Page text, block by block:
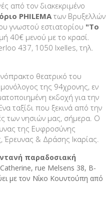
από τον διακεκριμένο
PHILEMAτων Βρυξελλών
γνωστού εστιατορίου "Το
40€ μενού με το κρασί.
437, 1050 Ixelles, τηλ.
θεατρικό του
της 94χρονης, εν
εκδοχή για την
ταξίδι που ξεκινά από την
των νησιών μας, σήμερα. Ο
της Ευφροσύνης
Έρευνας & Δράσης Ικαρίας.
παραδοσιακή
rue Melsens 38, B-
με τον Νίκο Κουντούπη από